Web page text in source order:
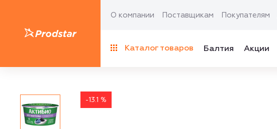
О компании Поставщикам Покупателям
Каталог товаров Балтия Акции
-13.1 %